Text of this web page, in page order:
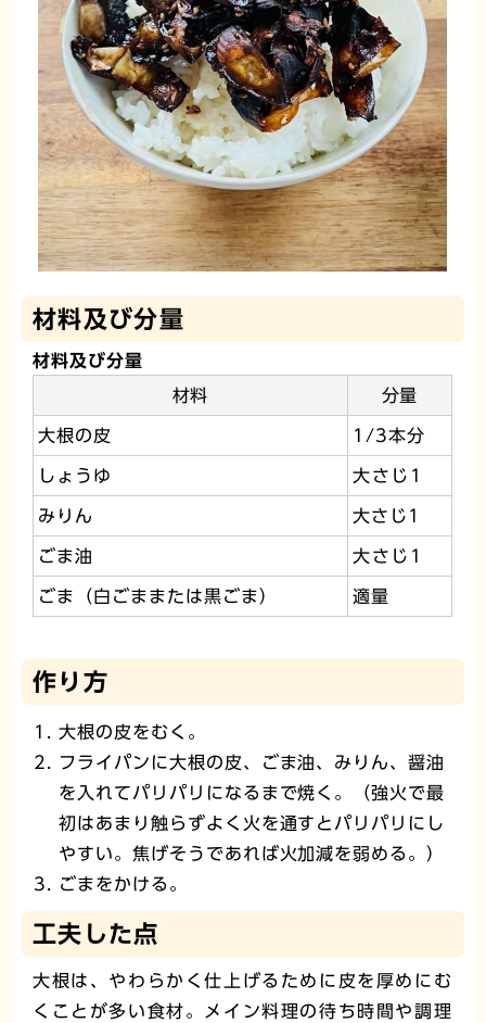
材料及び分量
材料及び分量
材料
分量
大根の皮 1/3本分
しょうゆ 大さじ1
みりん 大さじ1
ごま油 大さじ1
ごま（白ごままたは黒ごま） 適量
作り方
大根の皮をむく。
フライパンに大根の皮、ごま油、みりん、醤油
を入れてパリパリになるまで焼く。（強火で最
初はあまり触らずよく火を通すとパリパリにし
やすい。焦げそうであれば火加減を弱める。）
ごまをかける。
工夫した点
大根は、やわらかく仕上げるために皮を厚めにむ
くことが多い食材。メイン料理の待ち時間や調理